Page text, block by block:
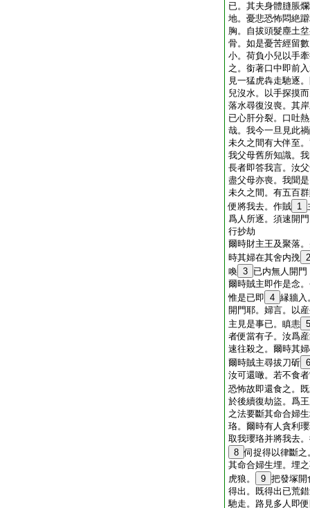
已。其夫身體膖脹
地。憂悲恐怖悶絶
胸。自拔頭髮塵土
骨。如是憂苦經留
小。荷負小兒以手
之。銜著口中即前
見一猛虎犇走馳逐
兒沒水。以手探摸
落水尋復沒喪。其
已心肝分裂。口吐
哉。我今一旦見此
未久之間有大伴至
我父母舊所知識。
長者即答我言。汝
盡父母亦喪。我聞
未久之間。有五百
便將我去。作賊 1
爲人所逐。須速開
行抄劫
爾時財主王及聚落
時其婦在其舍内㝃 2
喚 3 已内無人開門
爾時賊主即作是念
惟是已即 4 縁牆入
開門耶。婦言。以
主見是事已。瞋恚 5
者便當有子。汝爲
速往殺之。爾時其
爾時賊主尋拔刀斫 6
汝可還噉。若不食
恐怖故即還食之。
於後續復劫盜。爲
之法要斷其命合婦
珞。爾時有人貪利
取我瓔珞并將我去
8 伺捉得以律斷
其命合婦生埋。埋
虎狼。
9 把發塚開
得出。既得出已荒
馳走。路見多人即